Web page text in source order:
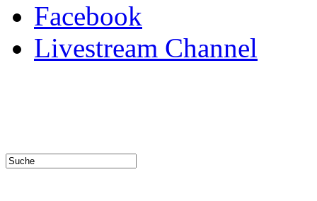
Facebook
Livestream Channel